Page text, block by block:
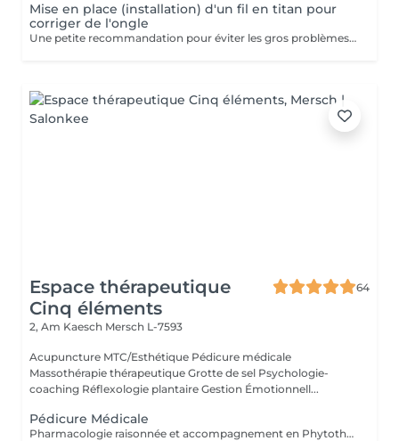
Mise en place (installation) d'un fil en titan pour
corriger de l'ongle
Une petite recommandation pour éviter les gros problèmes: 1. Nous corrigeons la longueur des ongles avec une lime à ongles pour ongles naturels au moins une fois par semaine. 2. Nous n'arrondissons, ni ne coupons les coins! 3. La forme des ongles de pied est un carré mou (ni rond, ni ovale)!
Espace thérapeutique
Cinq éléments
64
2, Am Kaesch Mersch L-7593
Acupuncture MTC/Esthétique Pédicure médicale
Massothérapie thérapeutique Grotte de sel Psychologie-
coaching Réflexologie plantaire Gestion Émotionnell...
Pédicure Médicale
Pharmacologie raisonnée et accompagnement en Phytothérapie. Spécialisée en orthopodologie. Mycose, verrue, ongle incarné, mal perforant,...